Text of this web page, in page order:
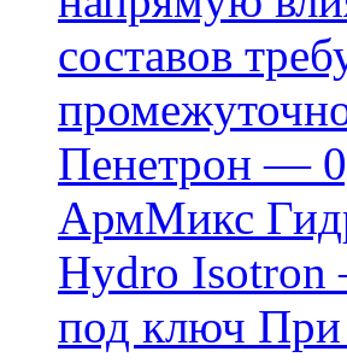
составов
Пенетрон —
АрмМикс
Hydro Isotron
под ключ При